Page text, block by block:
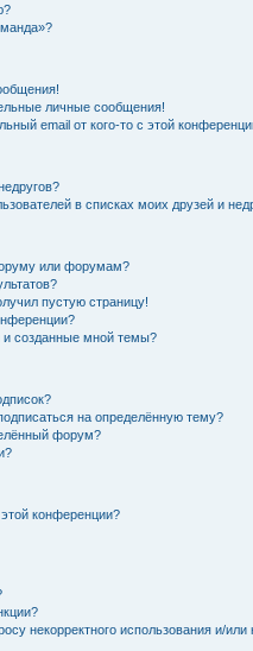
личные сообщения!
email от кого-то с этой
в списках моих друзей и
или форумам?
пустую страницу!
и созданные мной темы?
на определённую тему?
форум?
конференции?
некорректного использования и/